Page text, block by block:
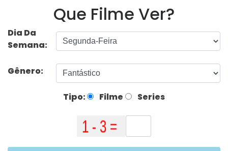
Que Filme Ver?
Dia Da
Semana:
Gênero:
Tipo: Filme Series